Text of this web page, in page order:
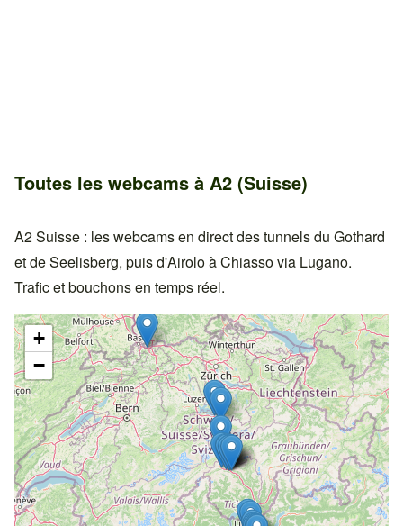
Toutes les webcams à A2 (Suisse)
A2 Suisse : les webcams en direct des tunnels du Gothard
et de Seelisberg, puis d'Airolo à Chiasso via Lugano.
Trafic et bouchons en temps réel.
+
−